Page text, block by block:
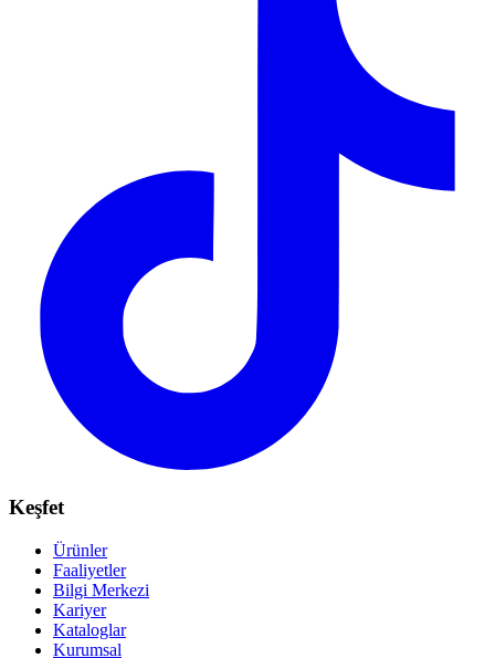
Keşfet
Ürünler
Faaliyetler
Bilgi Merkezi
Kariyer
Kataloglar
Kurumsal